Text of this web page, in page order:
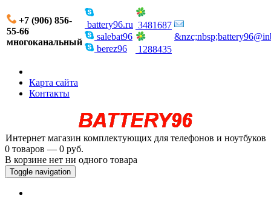
+7 (906) 856-
55-66
многоканальный
battery96.ru
salebat96
berez96
3481687
1288435
Карта сайта
Контакты
Интернет магазин комплектующих для телефонов и ноутбуков
0 товаров — 0 руб.
В корзине нет ни одного товара
Toggle navigation